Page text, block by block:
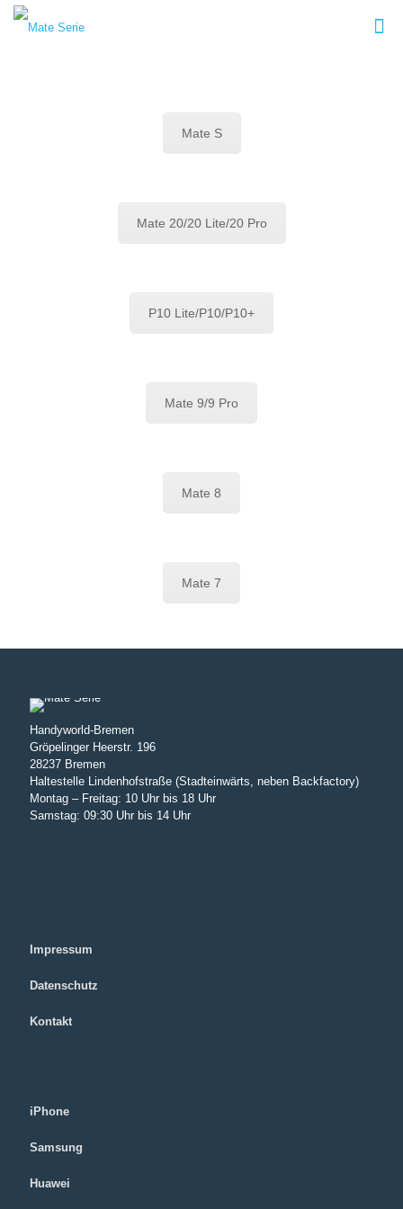
Mate S
Mate 20/20 Lite/20 Pro
P10 Lite/P10/P10+
Mate 9/9 Pro
Mate 8
Mate 7
Handyworld-Bremen
Gröpelinger Heerstr. 196
28237 Bremen
Haltestelle Lindenhofstraße (Stadteinwärts, neben Backfactory)
Montag – Freitag: 10 Uhr bis 18 Uhr
Samstag: 09:30 Uhr bis 14 Uhr
Impressum
Datenschutz
Kontakt
iPhone
Samsung
Huawei